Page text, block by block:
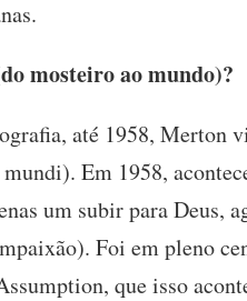
mosteiro ao mundo)?
até 1958, Merton
Em 1958,
um subir para Deus,
Foi em pleno
que isso